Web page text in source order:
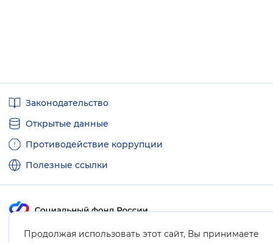
Продолжая использовать этот сайт, Вы принимаете
ссылкиЗаконодательство
Открытые данные
Противодействие коррупции
Полезные ссылки
Карта сайта